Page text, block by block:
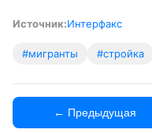
Источник:Интерфакс
#мигранты #стройка
← Предыдущая